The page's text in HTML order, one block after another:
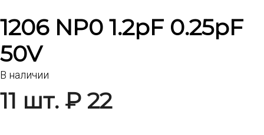
1206 NP0 1.2pF 0.25pF
50V
В наличии
11 шт. ₽ 22